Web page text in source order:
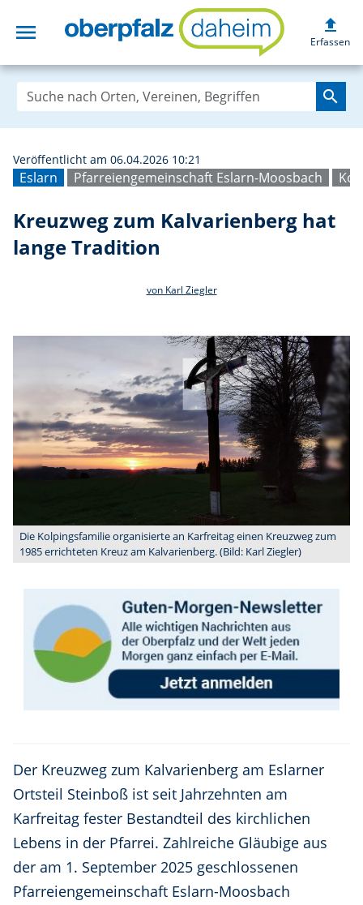
menu Kreuzweg zum
upload
Erfassen
search
Eslarn Pfarreiengemeinschaft Eslarn-Moosbach
Veröffentlicht am 06.04.2026 10:21
Kreuzweg zum Kalvarienberg hat
lange Tradition
von Karl Ziegler
Die Kolpingsfamilie organisierte an Karfreitag einen Kreuzweg zum
1985 errichteten Kreuz am Kalvarienberg. (Bild: Karl Ziegler)
Der Kreuzweg zum Kalvarienberg am Eslarner
Ortsteil Steinboß ist seit Jahrzehnten am
Karfreitag fester Bestandteil des kirchlichen
Lebens in der Pfarrei. Zahlreiche Gläubige aus
der am 1. September 2025 geschlossenen
Pfarreiengemeinschaft Eslarn-Moosbach